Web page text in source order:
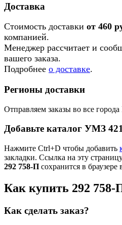
Доставка
Стоимость доставки от 460
компанией.
Менеджер рассчитает и
вашего заказа.
Подробнее о доставке.
Регионы доставки
Отправляем заказы во все
Добавьте каталог УМЗ
Нажмите Ctrl+D чтобы добавить
закладки. Ссылка на эту
292 758-П сохранится в браузере
Как купить 292
Как сделать заказ?